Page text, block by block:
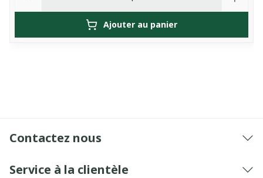
Ajouter au panier
Contactez nous
Service à la clientèle